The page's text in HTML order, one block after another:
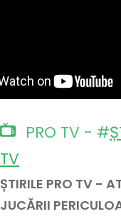
PRO TV - #
TV
ȘTIRILE PRO TV -
JUCĂRII